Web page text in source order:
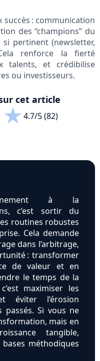
succès : communication
des “champions” du
pertinent (newsletter,
renforce la fierté
talents, et crédibilise
ou investisseurs.
cet article
★4.7/5 (82)
à la
c’est sortir du
routines robustes
Cela demande
dans l’arbitrage,
: transformer
de valeur et en
le temps de la
maximiser les
éviter l’érosion
passés. Si vous ne
mais en
tangible,
méthodiques